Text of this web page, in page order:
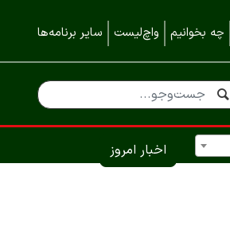
چه بخوانیم واچ‌لیست سایر برنامه‌ها
اخبار امروز